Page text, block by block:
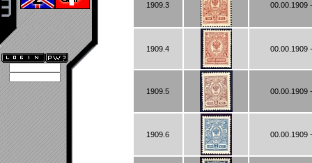
1909.3 00.00.1909
1909.4 00.00.1909
1909.5 00.00.1909
1909.6 00.00.1909